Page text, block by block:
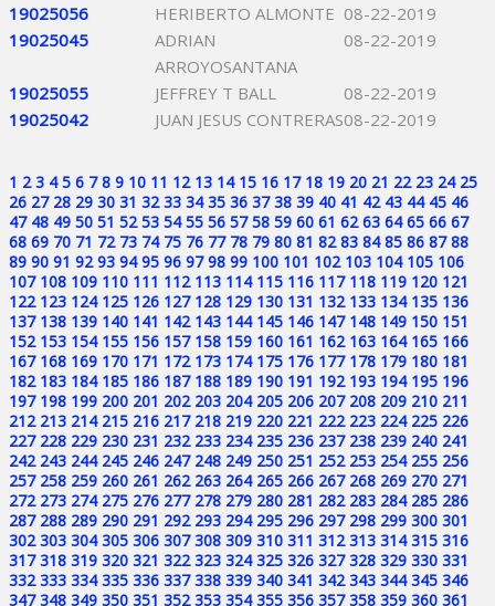
19025056
HERIBERTO ALMONTE 08-22-2019
19025045
ADRIAN
ARROYOSANTANA
08-22-2019
19025055 JEFFREY T BALL
08-22-2019
19025042
JUAN JESUS CONTRERAS08-22-2019
1 2 3 4 5 6 7 8 9 10 11 12 13 14 15 16 17 18 19 20 21 22 23 24 25
26 27 28 29 30 31 32 33 34 35 36 37 38 39 40 41 42 43 44 45 46
47 48 49 50 51 52 53 54 55 56 57 58 59 60 61 62 63 64 65 66 67
68 69 70 71 72 73 74 75 76 77 78 79 80 81 82 83 84 85 86 87 88
89 90 91 92 93 94 95 96 97 98 99 100 101 102 103 104 105 106
107 108 109 110 111 112 113 114 115 116 117 118 119 120 121
122 123 124 125 126 127 128 129 130 131 132 133 134 135 136
137 138 139 140 141 142 143 144 145 146 147 148 149 150 151
152 153 154 155 156 157 158 159 160 161 162 163 164 165 166
167 168 169 170 171 172 173 174 175 176 177 178 179 180 181
182 183 184 185 186 187 188 189 190 191 192 193 194 195 196
197 198 199 200 201 202 203 204 205 206 207 208 209 210 211
212 213 214 215 216 217 218 219 220 221 222 223 224 225 226
227 228 229 230 231 232 233 234 235 236 237 238 239 240 241
242 243 244 245 246 247 248 249 250 251 252 253 254 255 256
257 258 259 260 261 262 263 264 265 266 267 268 269 270 271
272 273 274 275 276 277 278 279 280 281 282 283 284 285 286
287 288 289 290 291 292 293 294 295 296 297 298 299 300 301
302 303 304 305 306 307 308 309 310 311 312 313 314 315 316
317 318 319 320 321 322 323 324 325 326 327 328 329 330 331
332 333 334 335 336 337 338 339 340 341 342 343 344 345 346
347 348 349 350 351 352 353 354 355 356 357 358 359 360 361